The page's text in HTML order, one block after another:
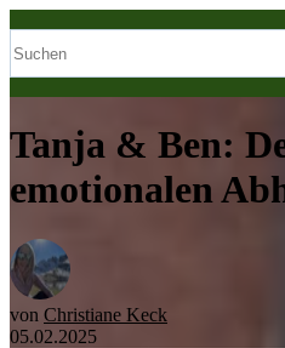
Tanja & Ben:
emotionalen
von Christiane Keck
05.02.2025